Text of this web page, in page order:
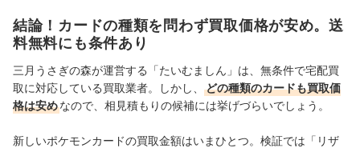
からこそ、徹底検証を通じて全ユーザーが選びやすい情
報を届ける」ことをモットーに活動している。
真田桃花のプロフィール
結論！カードの種類を問わず買取価格が安め。送
料無料にも条件あり
三月うさぎの森が運営する「たいむましん」は、無条件で宅配買
取に対応している買取業者。しかし、
どの種類のカードも買取価
格は安めなので、相見積もりの候補には挙げづらいでしょう。
新しいポケモンカードの買取金額はいまひとつ。検証では「リザ